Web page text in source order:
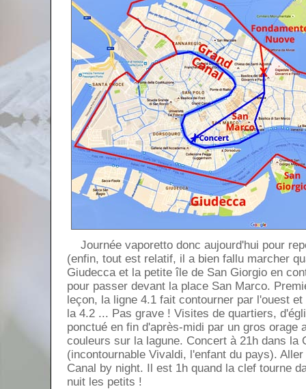
Journée vaporetto donc aujourd'hui pour
(enfin, tout est relatif, il a bien fallu marcher
Giudecca et la petite île de San Giorgio en
pour passer devant la place San Marco.
leçon, la ligne 4.1 fait contourner par l'ouest
la 4.2 ... Pas grave ! Visites de quartiers,
ponctué en fin d'après-midi par un gros orage
couleurs sur la lagune. Concert à 21h dans la
(incontournable Vivaldi, l'enfant du pays).
Canal by night. Il est 1h quand la clef tourne
nuit les petits !